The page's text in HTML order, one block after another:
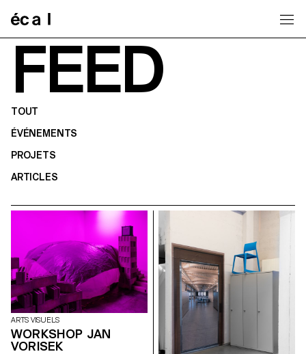
FEED
TOUT
ÉVÉNEMENTS
PROJETS
ARTICLES
ARTS VISUELS
WORKSHOP JAN
VORISEK